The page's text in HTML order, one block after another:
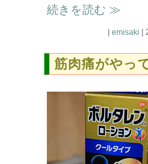
続きを読む ≫
| emisaki |
筋肉痛がやっ